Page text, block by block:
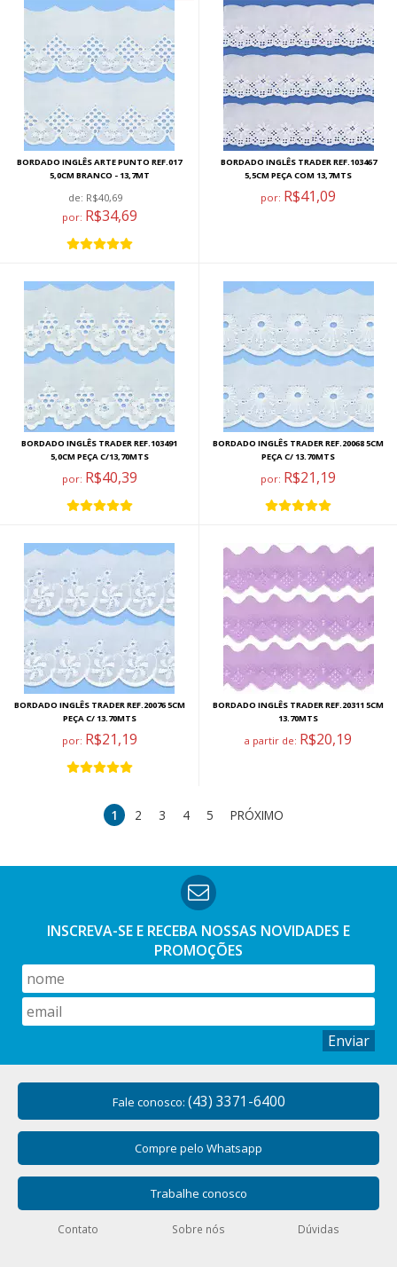
BORDADO INGLÊS ARTE PUNTO REF.017
5,0CM BRANCO - 13,7MT
de: R$40,69
por: R$34,69
BORDADO INGLÊS TRADER REF.103467
5,5CM PEÇA COM 13,7MTS
por: R$41,09
BORDADO INGLÊS TRADER REF.103491
5,0CM PEÇA C/13,70MTS
por: R$40,39
BORDADO INGLÊS TRADER REF.20068 5CM
PEÇA C/ 13.70MTS
por: R$21,19
BORDADO INGLÊS TRADER REF.20076 5CM
PEÇA C/ 13.70MTS
por: R$21,19
BORDADO INGLÊS TRADER REF.20311 5CM
13.70MTS
a partir de: R$20,19
1 2 3 4 5 PRÓXIMO
INSCREVA-SE E RECEBA NOSSAS NOVIDADES E
PROMOÇÕES
Enviar
Fale conosco: (43) 3371-6400
Compre pelo Whatsapp
Trabalhe conosco
Contato Sobre nós Dúvidas